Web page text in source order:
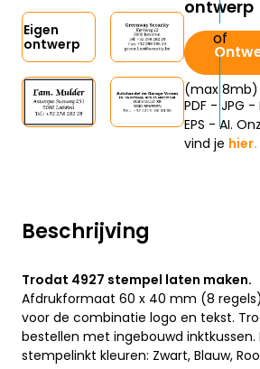
Beschrijving
Trodat 4927 stempel laten maken.
Afdrukformaat 60 x 40 mm (8
voor de combinatie logo en tekst.
bestellen met ingebouwd inktkussen.
stempelinkt kleuren: Zwart, Blauw,
Eigen
ontwerp
ontwerp
(max 8mb)
PDF - JPG -
EPS - AI.
vind je hier.